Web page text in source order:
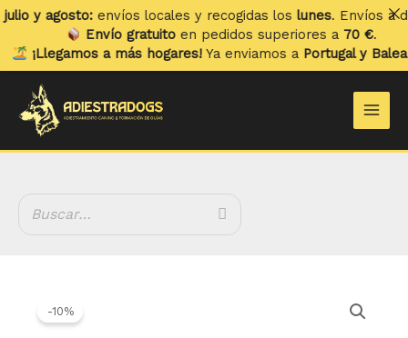
Ir
al
contenido
-10%
cantidad
y agosto:envíos locales y recogidas loslunes. Envíos a
Envío gratuitoen pedidos superiores a70 €.
¡Llegamos a más hogares!Ya enviamos aPortugal y Baleares